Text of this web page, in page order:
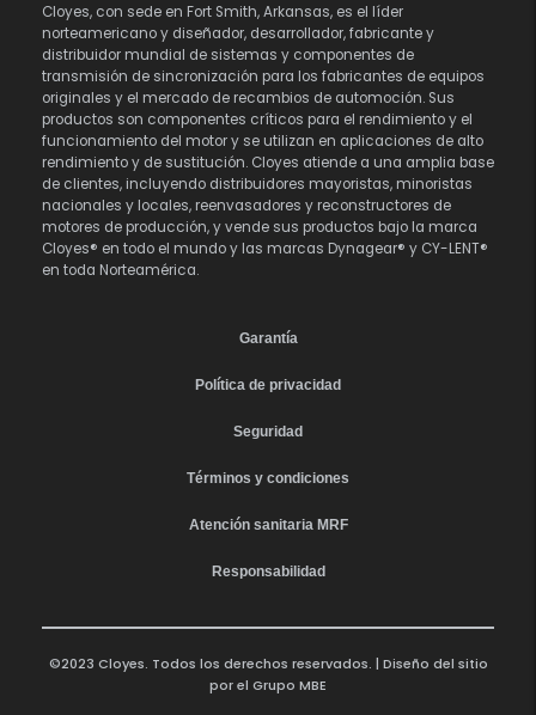
Cloyes, con sede en Fort Smith, Arkansas, es el líder
norteamericano y diseñador, desarrollador, fabricante y
distribuidor mundial de sistemas y componentes de
transmisión de sincronización para los fabricantes de equipos
originales y el mercado de recambios de automoción. Sus
productos son componentes críticos para el rendimiento y el
funcionamiento del motor y se utilizan en aplicaciones de alto
rendimiento y de sustitución. Cloyes atiende a una amplia base
de clientes, incluyendo distribuidores mayoristas, minoristas
nacionales y locales, reenvasadores y reconstructores de
motores de producción, y vende sus productos bajo la marca
Cloyes® en todo el mundo y las marcas Dynagear® y CY-LENT®
en toda Norteamérica.
Garantía
Política de privacidad
Seguridad
Términos y condiciones
Atención sanitaria MRF
Responsabilidad
©2023 Cloyes. Todos los derechos reservados. | Diseño del sitio
por el Grupo MBE